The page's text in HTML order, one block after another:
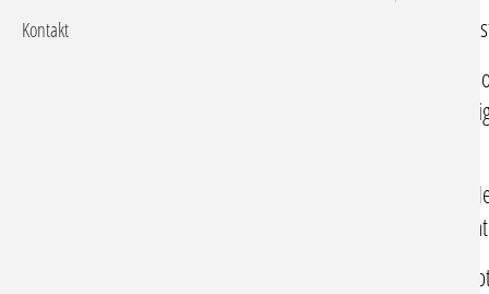
Eine Hausapotheke nützt nur, wenn sie vollständig
Gerade im Notfall müssen die nötigen
schnell parat sein. Überprüfen Sie daher
Müssen Arzneimittel aufgefüllt werden? Sind alle
haltbar, oder muss etwas entsorgt und
Bei Fragen beraten wir Sie gerne bei uns in der
Kontakt